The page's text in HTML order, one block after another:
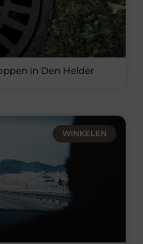
in Den Helder
WINKELEN